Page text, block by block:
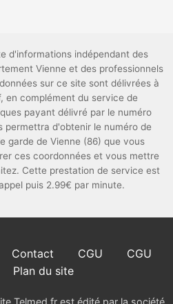
d'informations indépendant des
Vienne et des professionnels
sur ce site sont délivrées à
en complément du service de
payant délivré par le numéro
permettra d'obtenir le numéro de
garde de Vienne (86) que vous
ces coordonnées et vous mettre
Cette prestation de service est
puis 2.99€ par minute.
Contact CGU
CGU
Plan du site
Telmed.fr est édité par la société